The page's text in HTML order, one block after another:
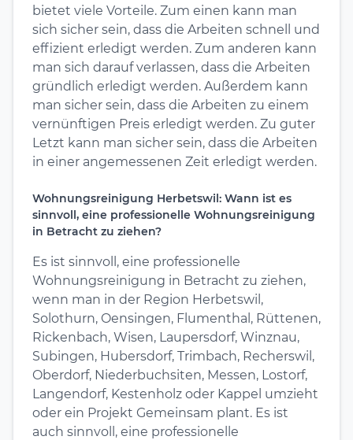
bietet viele Vorteile. Zum einen kann man
sich sicher sein, dass die Arbeiten schnell und
effizient erledigt werden. Zum anderen kann
man sich darauf verlassen, dass die Arbeiten
gründlich erledigt werden. Außerdem kann
man sicher sein, dass die Arbeiten zu einem
vernünftigen Preis erledigt werden. Zu guter
Letzt kann man sicher sein, dass die Arbeiten
in einer angemessenen Zeit erledigt werden.
Wohnungsreinigung Herbetswil: Wann ist es
sinnvoll, eine professionelle Wohnungsreinigung
in Betracht zu ziehen?
Es ist sinnvoll, eine professionelle
Wohnungsreinigung in Betracht zu ziehen,
wenn man in der Region Herbetswil,
Solothurn, Oensingen, Flumenthal, Rüttenen,
Rickenbach, Wisen, Laupersdorf, Winznau,
Subingen, Hubersdorf, Trimbach, Recherswil,
Oberdorf, Niederbuchsiten, Messen, Lostorf,
Langendorf, Kestenholz oder Kappel umzieht
oder ein Projekt Gemeinsam plant. Es ist
auch sinnvoll, eine professionelle